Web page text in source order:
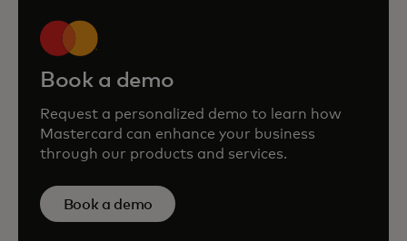
Book a demo
Request a personalized demo to learn how
Mastercard can enhance your business
through our products and services.
Book a demo